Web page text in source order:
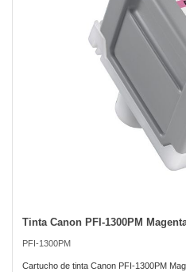
Tinta Canon PFI-1300PM
PFI-1300PM
Cartucho de tinta Canon PFI-1300PM
Skip
the
beginning